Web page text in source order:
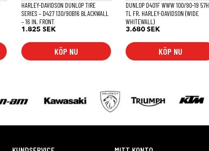
HARLEY-DAVIDSON DUNLOP TIRE
SERIES – D427 130/90B16 BLACKWALL
– 16 IN. FRONT
1.825SEK
KÖP NU
DUNLOP D401F WWW 100/90-19 57H
TL FR. HARLEY-DAVIDSON (WIDE
WHITEWALL)
3.680SEK
KÖP NU